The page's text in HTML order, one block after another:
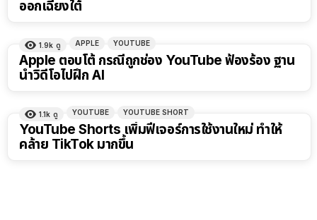
ออกเฉียงใต้
1.9k ดู APPLE YOUTUBE
Apple ตอบโต้ กรณีถูกช่อง YouTube ฟ้องร้อง ฐาน
นำวิดีโอไปฝึก AI
1.1k ดู YOUTUBE YOUTUBE SHORT
YouTube Shorts เพิ่มฟีเจอร์การใช้งานใหม่ ทำให้
คล้าย TikTok มากขึ้น